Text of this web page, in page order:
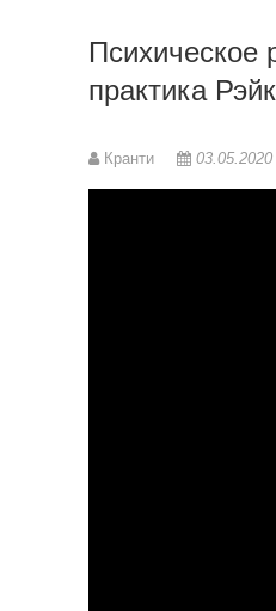
Психическое
практика
Кранти 03.05.2020